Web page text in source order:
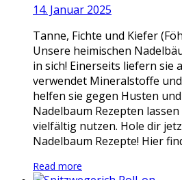
14. Januar 2025
Tanne, Fichte und Kiefer
Unsere heimischen
in sich! Einerseits liefern sie
verwendet Mineralstoffe
helfen sie gegen Husten
Nadelbaum Rezepten
vielfältig nutzen. Hole dir
Nadelbaum Rezepte! Hier
Read more